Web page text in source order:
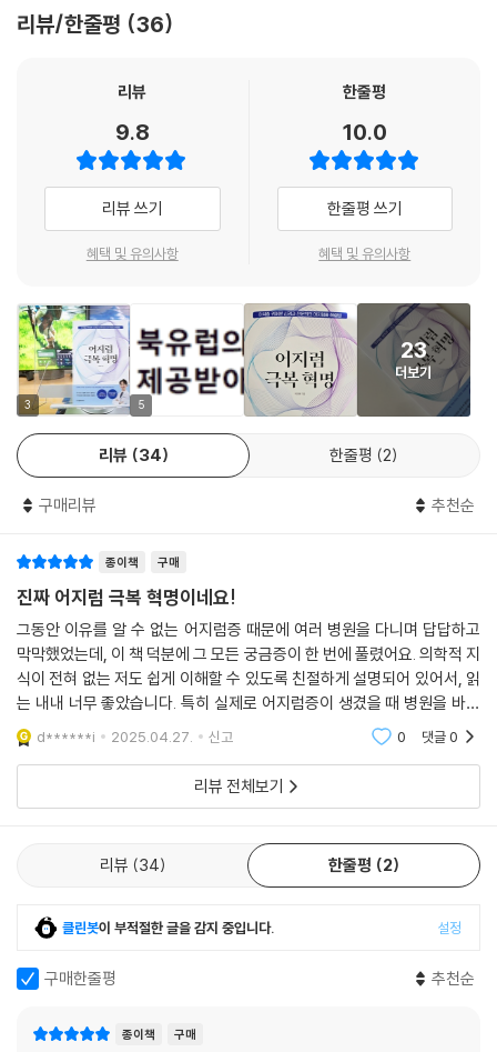
어지럼 약물의 문제 - 의존성과 부작용 … 239
메니에르병 치료를 위한 생활 수칙
· 저염 식사 : 하루 나트륨 2g(소금 5g) 이하
· 물 많이 마시기 : 하루 1.5~2.5리터 충분한 물 마시기 (체중 1kg당 35m
· 카페인 금지 : 꼭 먹고 싶을 때는 디카페인 커피를 주 2회 이하
· 규칙적인 식사
· 충분한 잠
· 스트레스 관리
· 규칙적인 운동
특히 저염 식사가 가장 중요한데, 이는 다른 어지럼 예방 수칙과 차별되는
점입니다. 라면을 먹고 잔 다음 날에 몸이 붓듯이 염분은 부종의 주원인입
니다. 간장 한 스푼(10g)에 1.6~2g 정도의 소금이 들어 있으니, 소금을 하
합니다. 속귀의 부종을 막기 위해 염분 섭취를 제한하고, 충분한 수분을 섭
취해야 합니다.
--- p.158
어지럼을 줄이는 가장 좋은 방법은 어지럼 재활 운동입니다. 이는 효과가
좋고 안전하니 어지럼이 있다면 지금 바로 시작해야 합니다. 어지럼 재활
운동은 전정기능, 평형기능, 뇌기능을 균형 있게 발달시켜 어지럼을 치료
하고 예방합니다.
어지럼 재활 운동을 1단계와 2단계로 구성했습니다. 마치 계단을 오르듯
하고, 안전한 운동으로 배치했습니다. 2단계는 주로 서서 하는 운동으로,
균형감각을 키우고 넘어짐을 예방합니다. 어지럼이 경미하거나 재발이 잦
행하시는 것이 좋습니다.
까 봐 느끼는 두려움에 더 큰 고통을 받는 분들을 많이 만났습니다. 특히 이
원인과 치료법에 관한 자세한 내용을 담았다.
1장에서는 어지럼이 왜 생기며, 주요 원인은 무엇인지 살펴보고, 나의 어지
원인인 이석증에 관해 설명하며, 이석증의 원인과 자가 치료 방법 그리고
이석증을 직접 겪은 저자의 이야기를 담았다. 3장에서는 어지럼의 주요 원
인이 되는 만성 후유어지럼과 자율신경장애, 신경혈관성 어지럼을 포함한
총 7가지 어지럼 원인과 그에 따른 해결책을 이야기한다. 4장에서는 어지
럼의 예방과 재발 방지를 위해 누구나 쉽게 따라 할 수 있는 어지럼 재활 운
생활 수칙인 식습관과 수면에 관해 이야기하고, 어지럼 영양제와 약물에
관해 설명한다.
유튜브 누적조회수 500만을 기록한 저자의 채널에는 저자가 소개하는 어
지럼 자가 치료를 실제로 따라 하고, 어지럼을 완치해 새로운 인생을 살고
있다는 사람들의 댓글이 가득하다. 이처럼 이제는 정말 어지럼에서 벗어
나, 흔들리지 않는 인생을 살고 싶은 사람이라면 누구나 이 책을 통해 어지
리뷰/한줄평 36
리뷰
9.8
리뷰 쓰기
혜택 및 유의사항
한줄평
10.0
한줄평 쓰기
혜택 및 유의사항
3 5
23
더보기
리뷰 34 한줄평 2
구매리뷰 추천순
종이책 구매
진짜 어지럼 극복 혁명이네요!
그동안 이유를 알 수 없는 어지럼증 때문에 여러 병원을 다니며 답답하고
막막했었는데, 이 책 덕분에 그 모든 궁금증이 한 번에 풀렸어요. 의학적 지
식이 전혀 없는 저도 쉽게 이해할 수 있도록 친절하게 설명되어 있어서, 읽
는 내내 너무 좋았습니다. 특히 실제로 어지럼증이 생겼을 때 병원을 바로
갈 수 없더라도 스스로 간단하게 따라 할 수 있는 대처법들이 정말 유용했
어요. 이제
d******i 2025.04.27. 신고 0 댓글0
리뷰 전체보기
리뷰 34 한줄평 2
클린봇이 부적절한 글을 감지 중입니다. 설정
구매한줄평 추천순
종이책 구매